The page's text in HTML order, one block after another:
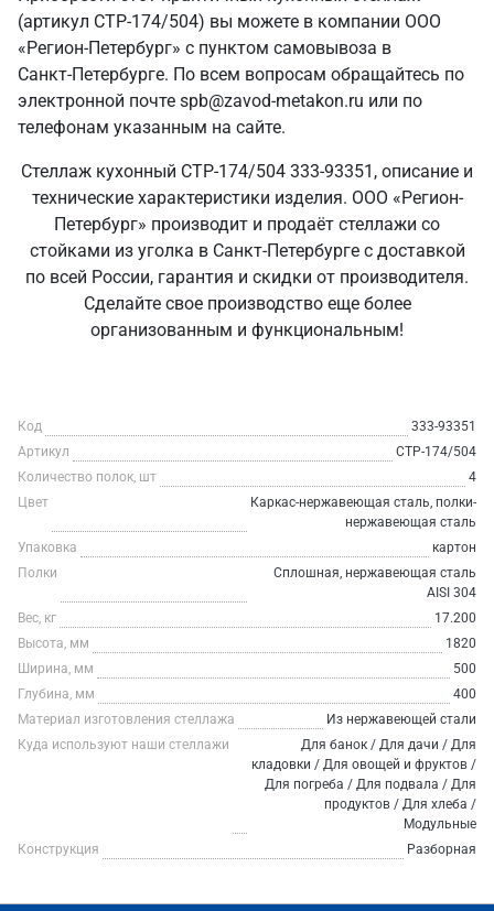
(артикул СТР-174/504) вы можете в компании ООО
«Регион-Петербург» с пунктом самовывоза в
Санкт‑Петербурге. По всем вопросам обращайтесь по
электронной почте spb@zavod-metakon.ru или по
телефонам указанным на сайте.
Стеллаж кухонный СТР-174/504 333-93351, описание и
технические характеристики изделия. ООО «Регион-
Петербург» производит и продаёт стеллажи со
стойками из уголка в Санкт‑Петербурге с доставкой
по всей России, гарантия и скидки от производителя.
Сделайте свое производство еще более
организованным и функциональным!
Код
333-93351
Артикул
СТР-174/504
Количество полок, шт
4
Цвет
Каркас-нержавеющая сталь, полки-
нержавеющая сталь
Упаковка
картон
Полки
Сплошная, нержавеющая сталь
AISI 304
Вес, кг
17.200
Высота, мм
1820
Ширина, мм
500
Глубина, мм
400
Материал изготовления стеллажа
Из нержавеющей стали
Куда используют наши стеллажи
Для банок / Для дачи / Для
кладовки / Для овощей и фруктов /
Для погреба / Для подвала / Для
продуктов / Для хлеба /
Модульные
Конструкция
Разборная